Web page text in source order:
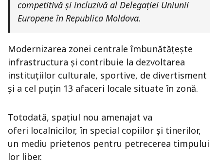
competitivă și incluzivă al Delegației Uniunii
Europene în Republica Moldova.
Modernizarea zonei centrale îmbunătățește
infrastructura și contribuie la dezvoltarea
instituțiilor culturale, sportive, de divertisment
și a cel puțin 13 afaceri locale situate în zonă.
Totodată, spațiul nou amenajat va
oferi localnicilor, în special copiilor și tinerilor,
un mediu prietenos pentru petrecerea timpului
lor liber.